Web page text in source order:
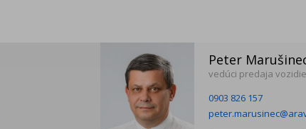
Peter
vedúci predaja
0903 826 157